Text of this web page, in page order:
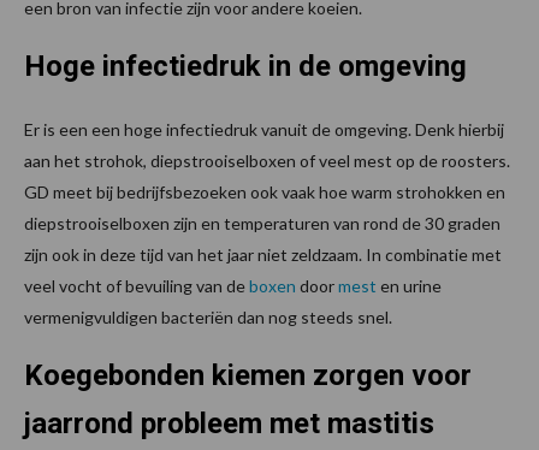
een bron van infectie zijn voor andere koeien.
Hoge infectiedruk in de omgeving
Er is een een hoge infectiedruk vanuit de omgeving. Denk hierbij
aan het strohok, diepstrooiselboxen of veel mest op de roosters.
GD meet bij bedrijfsbezoeken ook vaak hoe warm strohokken en
diepstrooiselboxen zijn en temperaturen van rond de 30 graden
zijn ook in deze tijd van het jaar niet zeldzaam. In combinatie met
veel vocht of bevuiling van deboxen doormest en urine
vermenigvuldigen bacteriën dan nog steeds snel.
Koegebonden kiemen zorgen voor
jaarrond probleem met mastitis